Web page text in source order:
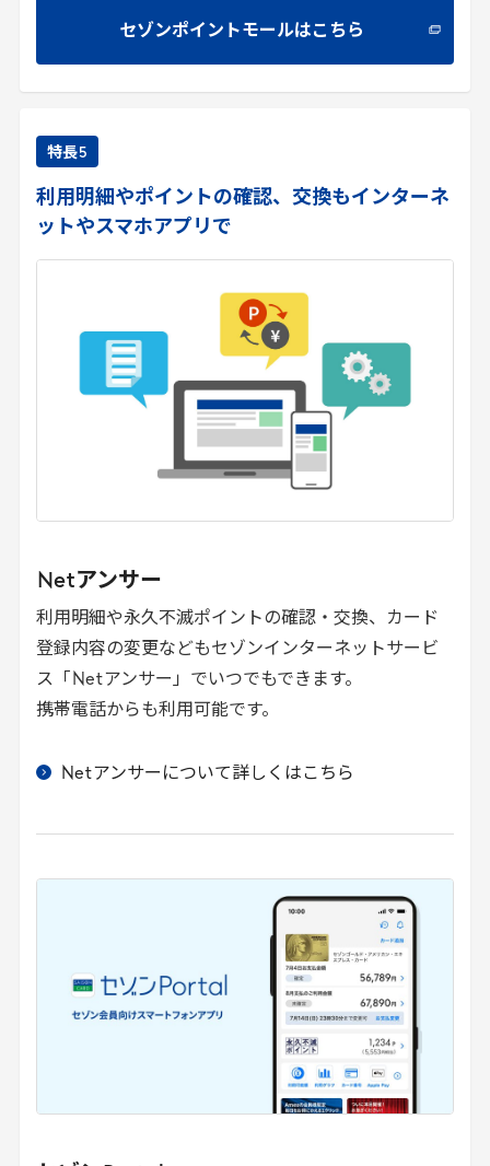
セゾンポイントモールはこちら
特長5
利用明細やポイントの確認、交換もインターネ
ットやスマホアプリで
Netアンサー
利用明細や永久不滅ポイントの確認・交換、カード
登録内容の変更などもセゾンインターネットサービ
ス「 Net アンサー」でいつでもできます。
携帯電話からも利用可能です。
Net アンサーについて詳しくはこちら